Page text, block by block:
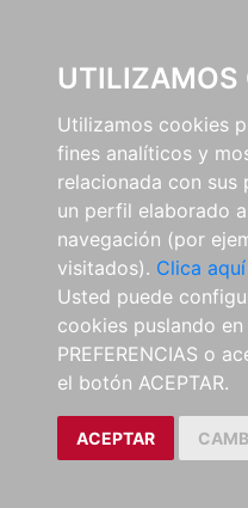
UTILIZAMOS
Utilizamos cookies
fines analíticos y
relacionada con sus
un perfil elaborado
navegación (por
visitados). Clica
Usted puede
cookies puslando
PREFERENCIAS o
el botón ACEPTAR.
ACEPTAR